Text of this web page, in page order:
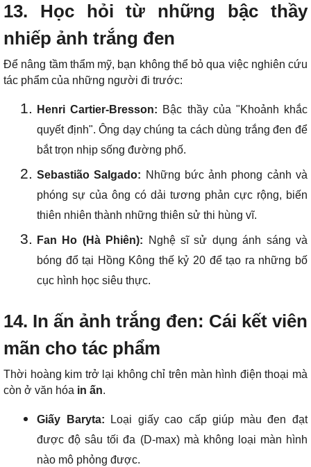
13. Học hỏi từ những bậc thầy
nhiếp ảnh trắng đen
Để nâng tầm thẩm mỹ, bạn không thể bỏ qua việc nghiên cứu
tác phẩm của những người đi trước:
Henri Cartier-Bresson: Bậc thầy của "Khoảnh khắc
quyết định". Ông dạy chúng ta cách dùng trắng đen để
bắt trọn nhịp sống đường phố.
Sebastião Salgado: Những bức ảnh phong cảnh và
phóng sự của ông có dải tương phản cực rộng, biến
thiên nhiên thành những thiên sử thi hùng vĩ.
Fan Ho (Hà Phiên): Nghệ sĩ sử dụng ánh sáng và
bóng đổ tại Hồng Kông thế kỷ 20 để tạo ra những bố
cục hình học siêu thực.
14. In ấn ảnh trắng đen: Cái kết viên
mãn cho tác phẩm
Thời hoàng kim trở lại không chỉ trên màn hình điện thoại mà
còn ở văn hóa in ấn.
Giấy Baryta: Loại giấy cao cấp giúp màu đen đạt
được độ sâu tối đa (D-max) mà không loại màn hình
nào mô phỏng được.